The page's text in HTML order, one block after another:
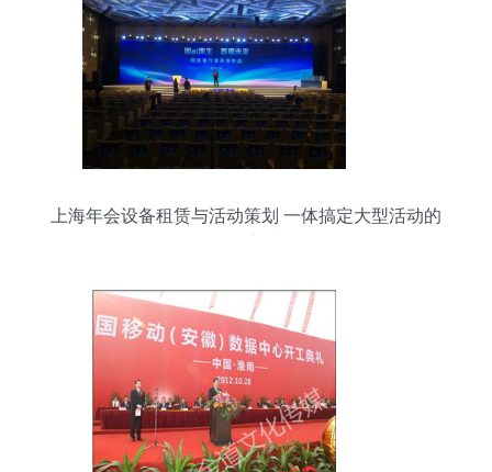
上海年会设备租赁与活动策划 一体搞定大型活动的